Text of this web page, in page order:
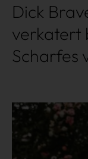
Dick
verkatert
Scharfes
Mehr lesen